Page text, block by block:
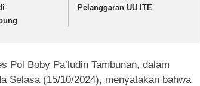
Pelanggaran UU ITE
Pol Boby Pa’ludin Tambunan, dalam
Selasa (15/10/2024), menyatakan bahwa